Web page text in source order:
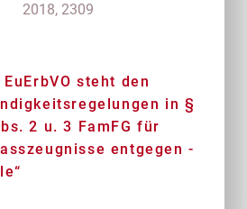
2018, 2309
steht den
in §
2 u. 3 FamFG für
entgegen -